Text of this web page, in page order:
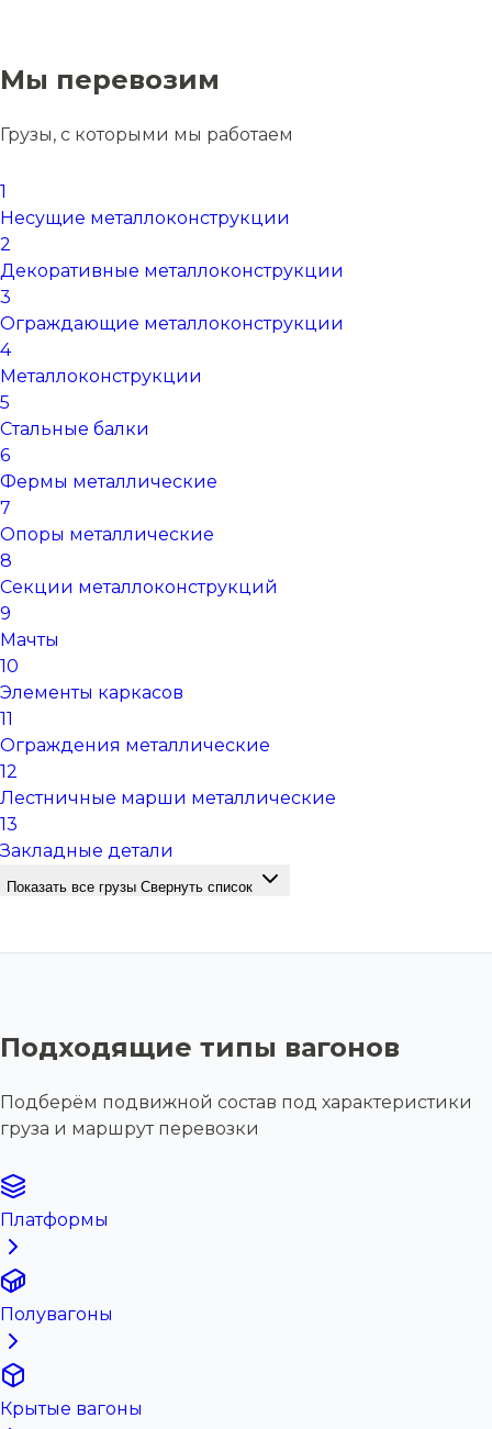
Мы перевозим
Грузы, с которыми мы работаем
1
Несущие металлоконструкции
2
Декоративные металлоконструкции
3
Ограждающие металлоконструкции
4
Металлоконструкции
5
Стальные балки
6
Фермы металлические
7
Опоры металлические
8
Секции металлоконструкций
9
Мачты
10
Элементы каркасов
11
Ограждения металлические
12
Лестничные марши металлические
13
Закладные детали
Показать все грузы Свернуть список
Подходящие типы вагонов
Подберём подвижной состав под характеристики
груза и маршрут перевозки
Платформы
Полувагоны
Крытые вагоны